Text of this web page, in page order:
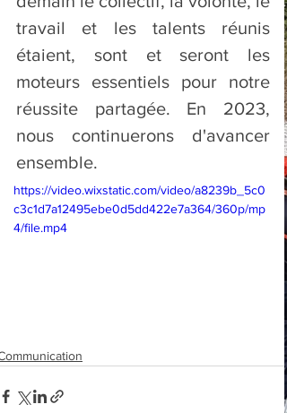
travail et les talents réunis
étaient, sont et seront les
moteurs essentiels pour notre
réussite partagée. En 2023,
nous continuerons d'avancer
ensemble.
https://video.wixstatic.com/video/a8239b_5c0
c3c1d7a12495ebe0d5dd422e7a364/360p/mp
4/file.mp4